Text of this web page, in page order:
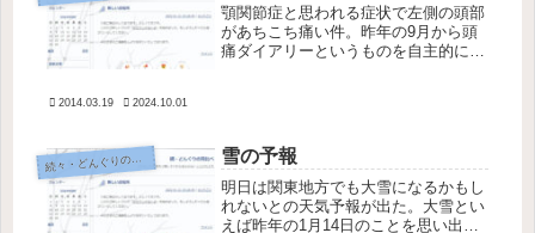
顎関節症と思われる症状で左側の頭部
があちこち痛い件。昨年の9月から頭
痛ダイアリーというものを自主的につ
握す...
2014.03.19 2024.10.01
続
々・どんぐりの背比べ 雪の予報
明日は関東地方でも大雪になるかもし
れないとの天気予報が出た。大雪とい
えば昨年の1月14日のことを思い出